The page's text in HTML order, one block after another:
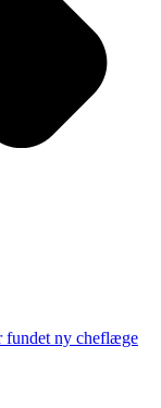
fundet ny cheflæge